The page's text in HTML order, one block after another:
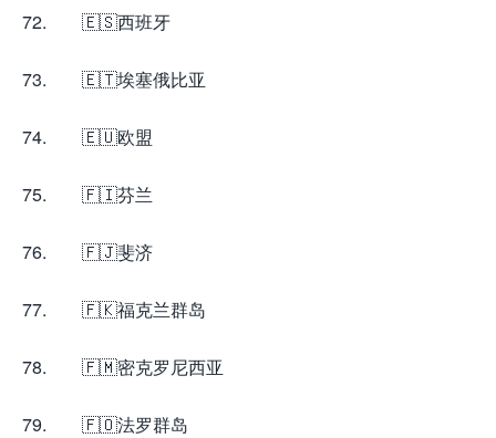
72. 🇪🇸西班牙
73. 🇪🇹埃塞俄比亚
74. 🇪🇺欧盟
75. 🇫🇮芬兰
76. 🇫🇯斐济
77. 🇫🇰福克兰群岛
78. 🇫🇲密克罗尼西亚
79. 🇫🇴法罗群岛